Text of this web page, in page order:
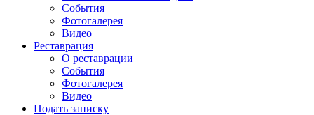
События
Фотогалерея
Видео
Реставрация
О реставрации
События
Фотогалерея
Видео
Подать записку